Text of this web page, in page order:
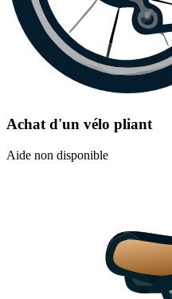
Achat d'un vélo pliant
Aide non disponible